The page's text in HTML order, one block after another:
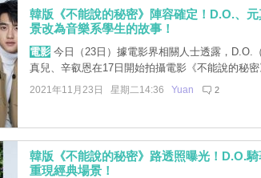
韓版《不能說的秘密》陣容確定！D.O.、
景改為音樂系學生的故事！
電影今日（23日）據電影界相關人士透露，D.O.
真兒、辛叡恩在17日開始拍攝電影《不能說的秘密
2021年11月23日 星期二14:36 Yuan 2
韓版《不能說的秘密》路透照曝光！D.O.騎
重現經典場景！